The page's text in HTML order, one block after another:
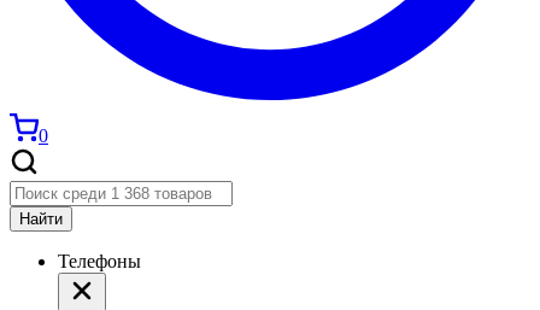
0
Найти
Телефоны